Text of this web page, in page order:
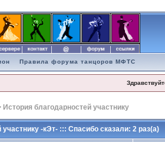
Правила форума танцоров МФТС
История благодарностей участнику
-кЭт- ::: Спасибо сказали: 2 раз(а)